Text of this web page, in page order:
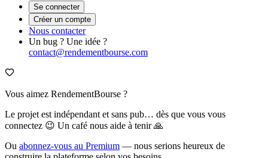
Se connecter
Créer un compte
Nous contacter
Un bug ? Une idée ?
contact@rendementbourse.com
Vous aimez RendementBourse ?
Le projet est indépendant et sans pub… dès que vous vous
connectez 😉 Un café nous aide à tenir 🙏
Ou abonnez-vous au Premium — nous serions heureux de